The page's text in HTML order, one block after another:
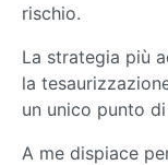
rischio.
La strategia più
la
un unico punto
A me dispiace